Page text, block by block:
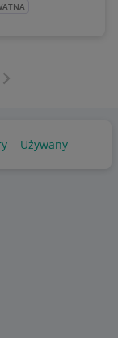
Następna strona
Używany